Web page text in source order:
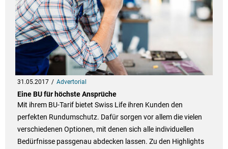
31.05.2017 Advertorial
Eine BU für höchste Ansprüche
Mit ihrem BU-Tarif bietet Swiss Life ihren Kunden den
perfekten Rundumschutz. Dafür sorgen vor allem die vielen
verschiedenen Optionen, mit denen sich alle individuellen
Bedürfnisse passgenau abdecken lassen. Zu den Highlights